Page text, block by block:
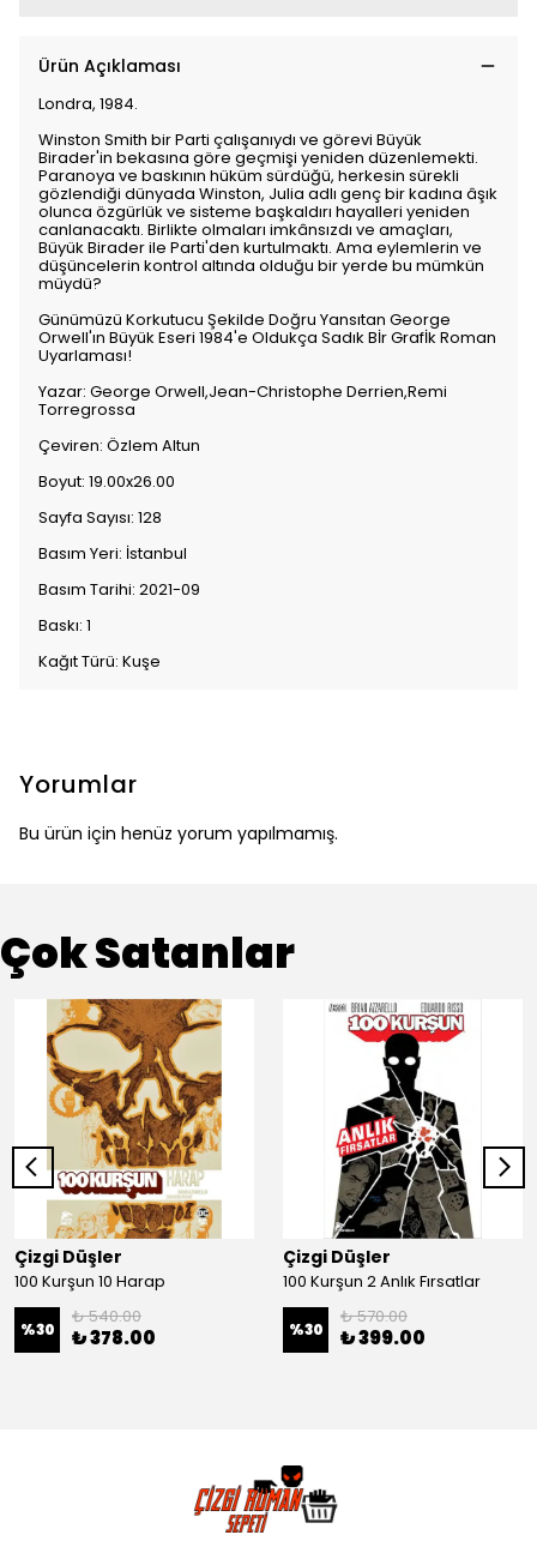
Ürün Açıklaması
Londra, 1984.
Winston Smith bir Parti çalışanıydı ve görevi Büyük
Birader'in bekasına göre geçmişi yeniden düzenlemekti.
Paranoya ve baskının hüküm sürdüğü, herkesin sürekli
gözlendiği dünyada Winston, Julia adlı genç bir kadına âşık
olunca özgürlük ve sisteme başkaldırı hayalleri yeniden
canlanacaktı. Birlikte olmaları imkânsızdı ve amaçları,
Büyük Birader ile Parti'den kurtulmaktı. Ama eylemlerin ve
düşüncelerin kontrol altında olduğu bir yerde bu mümkün
müydü?
Günümüzü Korkutucu Şekilde Doğru Yansıtan George
Orwell'ın Büyük Eseri 1984'e Oldukça Sadık Bİr Grafİk Roman
Uyarlaması!
Yazar: George Orwell,Jean-Christophe Derrien,Remi
Torregrossa
Çeviren: Özlem Altun
Boyut: 19.00x26.00
Sayfa Sayısı: 128
Basım Yeri: İstanbul
Basım Tarihi: 2021-09
Baskı: 1
Kağıt Türü: Kuşe
Yorumlar
Bu ürün için henüz yorum yapılmamış.
Çok Satanlar
Çizgi Düşler
100 Kurşun 10 Harap
%30
₺ 540.00
₺ 378.00
Çizgi Düşler
100 Kurşun 2 Anlık Fırsatlar
%30
₺ 570.00
₺ 399.00